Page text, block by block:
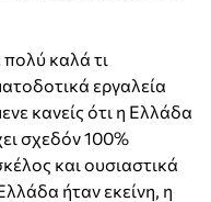
καλά τι
εργαλεία
κανείς ότι η Ελλάδα
σχεδόν 100%
και ουσιαστικά
ήταν εκείνη, η